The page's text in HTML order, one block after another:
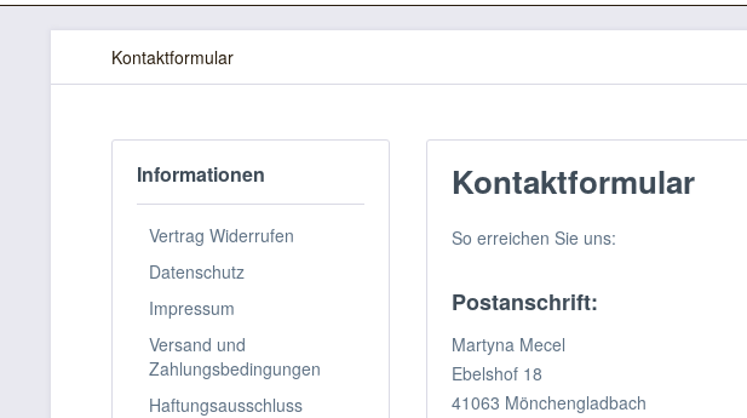
Kontaktformular
Informationen
Vertrag Widerrufen
Datenschutz
Impressum
Versand und
Zahlungsbedingungen
Haftungsausschluss
Kontaktformular
So erreichen Sie uns:
Postanschrift:
Martyna Mecel
Ebelshof 18
41063 Mönchengladbach